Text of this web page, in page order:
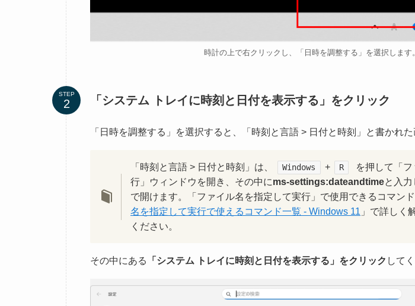
時計の上で右クリックし、「日時を調整する」を選択します。
STEP 「システム トレイに時刻と日付を表示する」をクリック
「日時を調整する」を選択すると、「時刻と言語 > 日付と時刻」と書かれた
「時刻と言語 > 日付と時刻」は、 Windows + R
を押して「
行」ウィンドウを開き、その中にms-settings:dateandtimeと入力
で開けます。「ファイル名を指定して実行」で使用できるコマン
名を指定して実行で使えるコマンド一覧 - Windows 11 」で詳しく
ください。
その中にある 「システム トレイに時刻と日付を表示する」をクリック して